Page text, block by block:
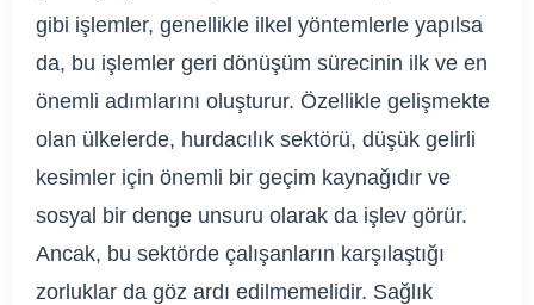
gibi işlemler, genellikle ilkel yöntemlerle yapılsa
da, bu işlemler geri dönüşüm sürecinin ilk ve en
önemli adımlarını oluşturur. Özellikle gelişmekte
olan ülkelerde, hurdacılık sektörü, düşük gelirli
kesimler için önemli bir geçim kaynağıdır ve
sosyal bir denge unsuru olarak da işlev görür.
Ancak, bu sektörde çalışanların karşılaştığı
zorluklar da göz ardı edilmemelidir. Sağlık